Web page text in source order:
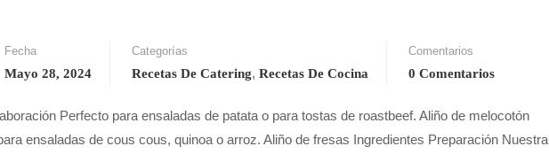
Fecha
Mayo 28, 2024
Categorías
Recetas De Catering, Recetas De Cocina
Comentarios
0 Comentarios
Perfecto para ensaladas de patata o para tostas de roastbeef. Aliño de melocotón
ensaladas de cous cous, quinoa o arroz. Aliño de fresas Ingredientes Preparación Nuestra